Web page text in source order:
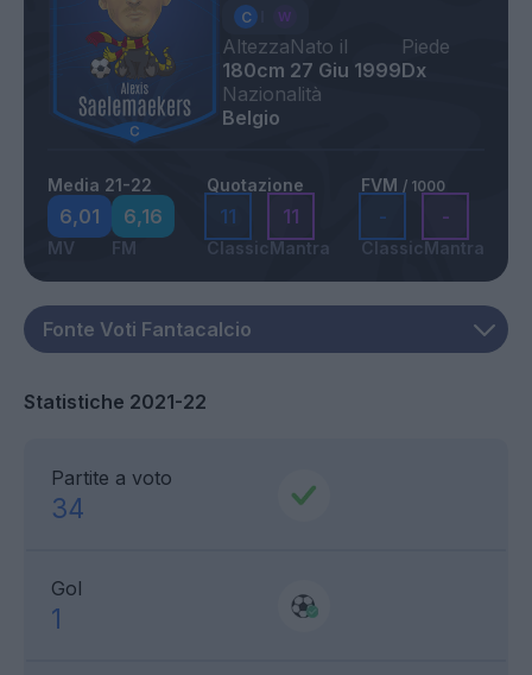
Altezza
180cm
Nato il
27 Giu 1999
Piede
Dx
Nazionalità
Belgio
Media 21-22
6,01
MV
6,16
FM
Quotazione
11
Classic
11
Mantra
FVM / 1000
-
Classic
-
Mantra
Statistiche 2021-22
Partite a voto
34
Gol
1